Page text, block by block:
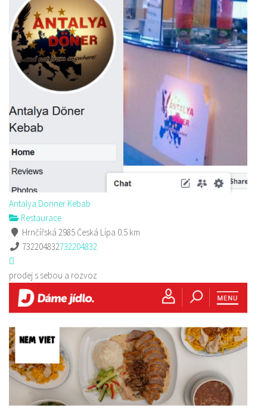
Antalya Donner Kebab
Restaurace
Hrnčířská 2985 Česká Lípa 0.5 km
732204832732204832
prodej s sebou a rozvoz